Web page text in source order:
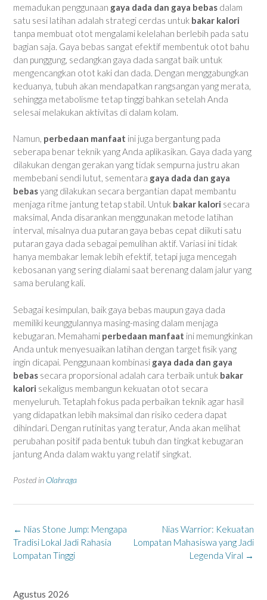
memadukan penggunaan gaya dada dan gaya bebas dalam
satu sesi latihan adalah strategi cerdas untuk bakar kalori
tanpa membuat otot mengalami kelelahan berlebih pada satu
bagian saja. Gaya bebas sangat efektif membentuk otot bahu
dan punggung, sedangkan gaya dada sangat baik untuk
mengencangkan otot kaki dan dada. Dengan menggabungkan
keduanya, tubuh akan mendapatkan rangsangan yang merata,
sehingga metabolisme tetap tinggi bahkan setelah Anda
selesai melakukan aktivitas di dalam kolam.
Namun, perbedaan manfaat ini juga bergantung pada
seberapa benar teknik yang Anda aplikasikan. Gaya dada yang
dilakukan dengan gerakan yang tidak sempurna justru akan
membebani sendi lutut, sementara gaya dada dan gaya
bebasyang dilakukan secara bergantian dapat membantu
menjaga ritme jantung tetap stabil. Untuk bakar kalori secara
maksimal, Anda disarankan menggunakan metode latihan
interval, misalnya dua putaran gaya bebas cepat diikuti satu
putaran gaya dada sebagai pemulihan aktif. Variasi ini tidak
hanya membakar lemak lebih efektif, tetapi juga mencegah
kebosanan yang sering dialami saat berenang dalam jalur yang
sama berulang kali.
Sebagai kesimpulan, baik gaya bebas maupun gaya dada
memiliki keunggulannya masing-masing dalam menjaga
kebugaran. Memahami perbedaan manfaat ini memungkinkan
Anda untuk menyesuaikan latihan dengan target fisik yang
ingin dicapai. Penggunaan kombinasi gaya dada dan gaya
bebas secara proporsional adalah cara terbaik untuk bakar
kalori sekaligus membangun kekuatan otot secara
menyeluruh. Tetaplah fokus pada perbaikan teknik agar hasil
yang didapatkan lebih maksimal dan risiko cedera dapat
dihindari. Dengan rutinitas yang teratur, Anda akan melihat
perubahan positif pada bentuk tubuh dan tingkat kebugaran
jantung Anda dalam waktu yang relatif singkat.
Posted in Olahraga
Post
navigation
Nias Warrior: Kekuatan
Lompatan Mahasiswa yang Jadi
Legenda Viral →
← Nias Stone Jump: Mengapa
Tradisi Lokal Jadi Rahasia
Lompatan Tinggi
Agustus 2026